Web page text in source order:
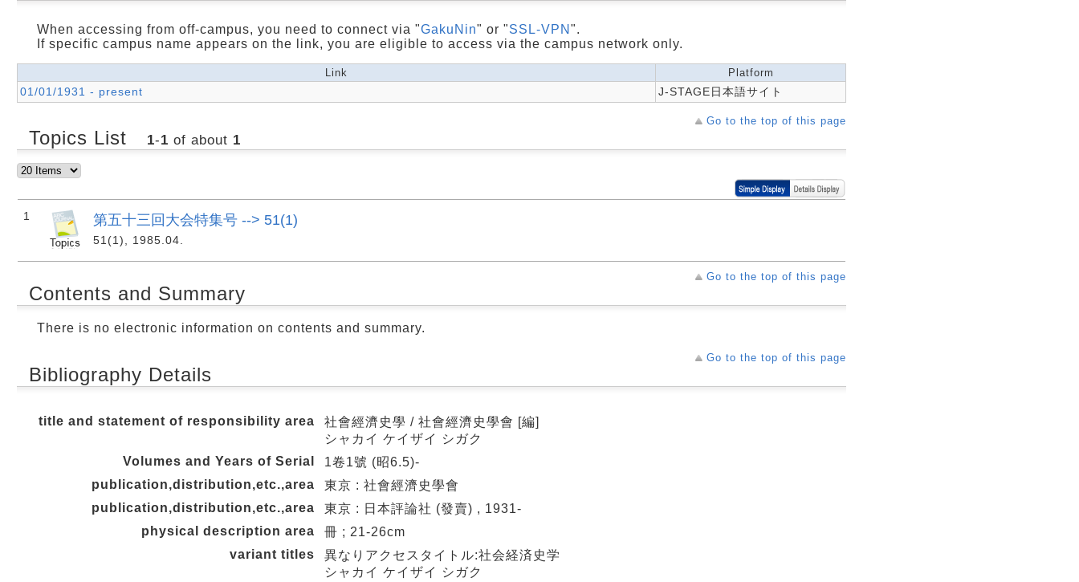
When accessing from off-campus, you need to connect via "GakuNin" or "SSL-VPN ".
If specific campus name appears on the link, you are eligible to access via the campus network only.
Link Platform
01/01/1931 - present J-STAGE日本語サイト
Go to the top of this page
Topics List 1-1 of about 1
1 第五十三回大会特集号 --> 51(1)
51(1), 1985.04.
Go to the top of this page
Contents and Summary
There is no electronic information on contents and summary.
Go to the top of this page
Bibliography Details
title and statement of responsibility area
社會經濟史學 / 社會經濟史學會 [編]
シャカイ ケイザイ シガク
Volumes and Years of Serial
1卷1號 (昭6.5)-
publication,distribution,etc.,area
東京 : 社會經濟史學會
publication,distribution,etc.,area
東京 : 日本評論社 (發賣) , 1931-
physical description area
冊 ; 21-26cm
variant titles
異なりアクセスタイトル:社会経済史学
シャカイ ケイザイ シガク